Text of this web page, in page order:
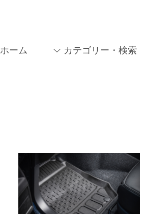
ホーム カテゴリー・検索